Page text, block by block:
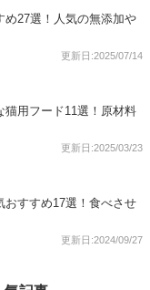
め27選！人気の無添加や
更新日:2025/07/14
猫用フード11選！原材料
更新日:2025/03/23
おすすめ17選！食べさせ
更新日:2024/09/27